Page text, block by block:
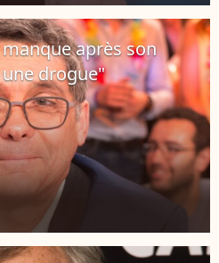
après son
drogue"